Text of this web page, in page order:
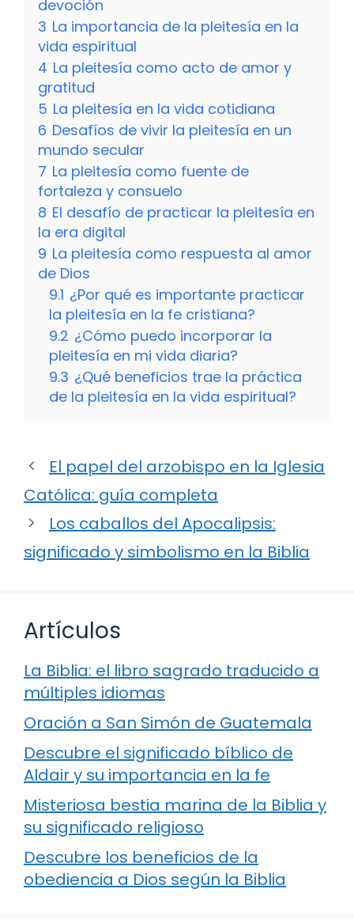
devoción
3 La importancia de la pleitesía en la
vida espiritual
4 La pleitesía como acto de amor y
gratitud
5 La pleitesía en la vida cotidiana
6 Desafíos de vivir la pleitesía en un
mundo secular
7 La pleitesía como fuente de
fortaleza y consuelo
8 El desafío de practicar la pleitesía en
la era digital
9 La pleitesía como respuesta al amor
de Dios
9.1 ¿Por qué es importante practicar
la pleitesía en la fe cristiana?
9.2 ¿Cómo puedo incorporar la
pleitesía en mi vida diaria?
9.3 ¿Qué beneficios trae la práctica
de la pleitesía en la vida espiritual?
El papel del arzobispo en la Iglesia
Católica: guía completa
Los caballos del Apocalipsis:
significado y simbolismo en la Biblia
Artículos
La Biblia: el libro sagrado traducido a
múltiples idiomas
Oración a San Simón de Guatemala
Descubre el significado bíblico de
Aldair y su importancia en la fe
Misteriosa bestia marina de la Biblia y
su significado religioso
Descubre los beneficios de la
obediencia a Dios según la Biblia